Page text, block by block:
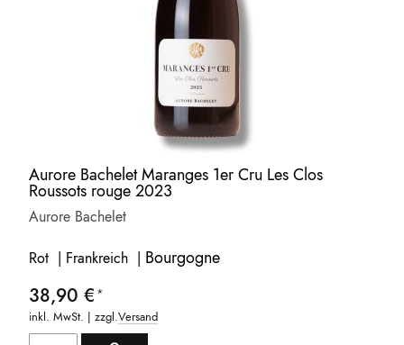
Aurore Bachelet Maranges 1er Cru Les Clos
Roussots rouge 2023
Aurore Bachelet
Rot | Frankreich | Bourgogne
38,90 €
inkl. MwSt. | zzgl.Versand